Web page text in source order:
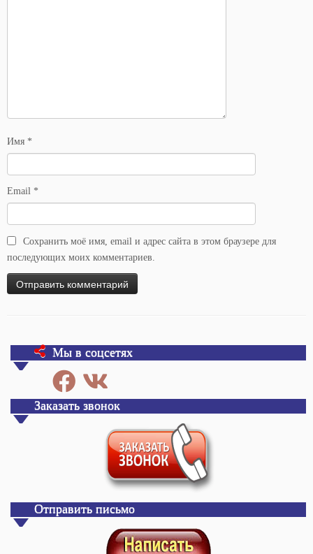
Имя *
Email *
Сохранить моё имя, email и адрес сайта в этом браузере для
последующих моих комментариев.
Мы в соцсетях
Заказать звонок
Отправить письмо